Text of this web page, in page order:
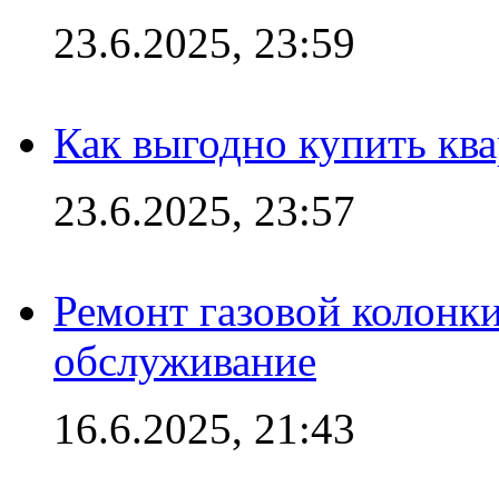
23.6.2025, 23:59
Как выгодно купить
23.6.2025, 23:57
Ремонт газовой
обслуживание
16.6.2025, 21:43